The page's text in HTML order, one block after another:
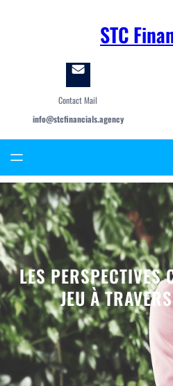
STC
Contact Mail
info@stcfinancials.agency
LES PERSPECTIVES
JEU À